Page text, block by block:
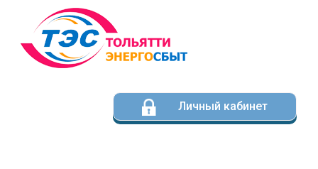
Личный кабинет